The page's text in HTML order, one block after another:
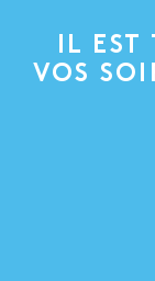
IL EST
VOS